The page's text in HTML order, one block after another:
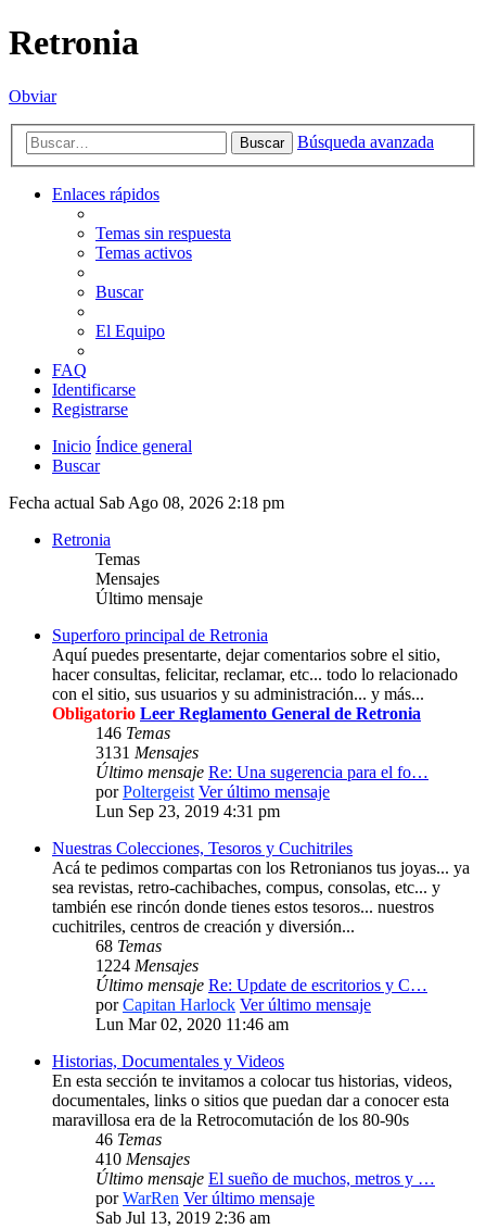
Retronia
Obviar
Buscar Búsqueda avanzada
Enlaces rápidos
Temas sin respuesta
Temas activos
Buscar
El Equipo
FAQ
Identificarse
Registrarse
Inicio Índice general
Buscar
Fecha actual Sab Ago 08, 2026 2:18 pm
Retronia
Temas
Mensajes
Último mensaje
Superforo principal de Retronia
Aquí puedes presentarte, dejar comentarios sobre el sitio,
hacer consultas, felicitar, reclamar, etc... todo lo relacionado
con el sitio, sus usuarios y su administración... y más...
Obligatorio Leer Reglamento General de Retronia
146 Temas
3131 Mensajes
Último mensaje Re: Una sugerencia para el fo…
porPoltergeist Ver último mensaje
Lun Sep 23, 2019 4:31 pm
Nuestras Colecciones, Tesoros y Cuchitriles
Acá te pedimos compartas con los Retronianos tus joyas... ya
sea revistas, retro-cachibaches, compus, consolas, etc... y
también ese rincón donde tienes estos tesoros... nuestros
cuchitriles, centros de creación y diversión...
68 Temas
1224 Mensajes
Último mensaje Re: Update de escritorios y C…
porCapitan Harlock Ver último mensaje
Lun Mar 02, 2020 11:46 am
Historias, Documentales y Videos
En esta sección te invitamos a colocar tus historias, videos,
documentales, links o sitios que puedan dar a conocer esta
maravillosa era de la Retrocomutación de los 80-90s
46 Temas
410 Mensajes
Último mensaje El sueño de muchos, metros y …
porWarRen Ver último mensaje
Sab Jul 13, 2019 2:36 am